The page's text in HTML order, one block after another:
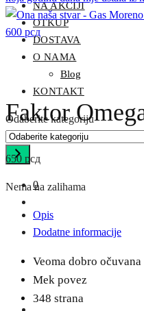
NA AKCIJI
OTKUP
DOSTAVA
O NAMA
Blog
KONTAKT
Odaberite kategoriju
0
600 рсд
Faktor
650 рсд
Nema na zalihama
Opis
Dodatne informacije
Veoma dobro očuvana
Mek povez
348 strana